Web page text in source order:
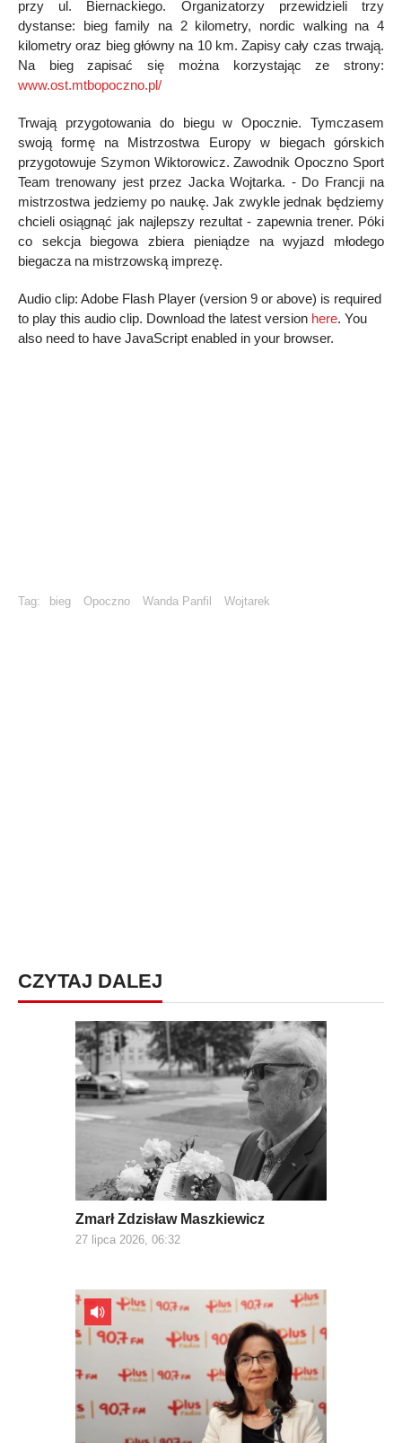
przy ul. Biernackiego. Organizatorzy przewidzieli trzy
dystanse: bieg family na 2 kilometry, nordic walking na 4
kilometry oraz bieg główny na 10 km. Zapisy cały czas trwają.
Na bieg zapisać się można korzystając ze strony:
www.ost.mtbopoczno.pl/
Trwają przygotowania do biegu w Opocznie. Tymczasem
swoją formę na Mistrzostwa Europy w biegach górskich
przygotowuje Szymon Wiktorowicz. Zawodnik Opoczno Sport
Team trenowany jest przez Jacka Wojtarka. - Do Francji na
mistrzostwa jedziemy po naukę. Jak zwykle jednak będziemy
chcieli osiągnąć jak najlepszy rezultat - zapewnia trener. Póki
co sekcja biegowa zbiera pieniądze na wyjazd młodego
biegacza na mistrzowską imprezę.
Audio clip: Adobe Flash Player (version 9 or above) is required
to play this audio clip. Download the latest version here. You
also need to have JavaScript enabled in your browser.
Tag: bieg Opoczno Wanda Panfil Wojtarek
CZYTAJ DALEJ
Zmarł Zdzisław Maszkiewicz
27 lipca 2026, 06:32